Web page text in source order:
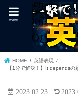
menu
HOME
英語表現
【1分で解決！】It dependsの
2023.02.23